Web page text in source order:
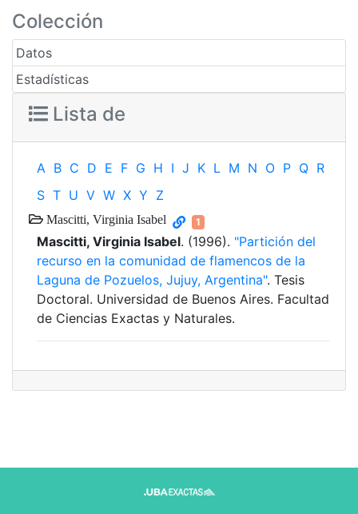
Colección
Datos
Estadísticas
Lista de
A B C D E F G H I J K L M N O P Q R
S T U V W X Y Z
Mascitti, Virginia Isabel 1
Mascitti, Virginia Isabel. (1996). "Partición del
recurso en la comunidad de flamencos de la
Laguna de Pozuelos, Jujuy, Argentina". Tesis
Doctoral. Universidad de Buenos Aires. Facultad
de Ciencias Exactas y Naturales.